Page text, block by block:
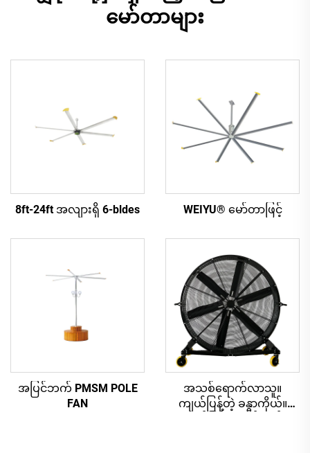
မော်တာများ
8ft-24ft အလျားရှိ 6-bldes WEIYU® မော်တာဖြင့်
အပြင်ဘက် PMSM POLE
FAN
အသစ်ရောက်လာသူ။
ကျယ်ပြန့်တဲ့ ခန္ဓာကိုယ်။